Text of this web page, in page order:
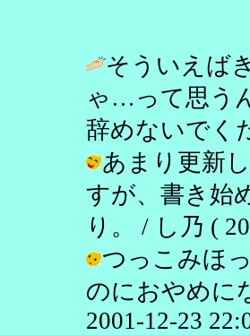
そういえば
ゃ…って思う
辞めないでく
あまり更新
すが、書き始
り。 / し乃 (
つっこみほ
のにおやめに
2001-12-23